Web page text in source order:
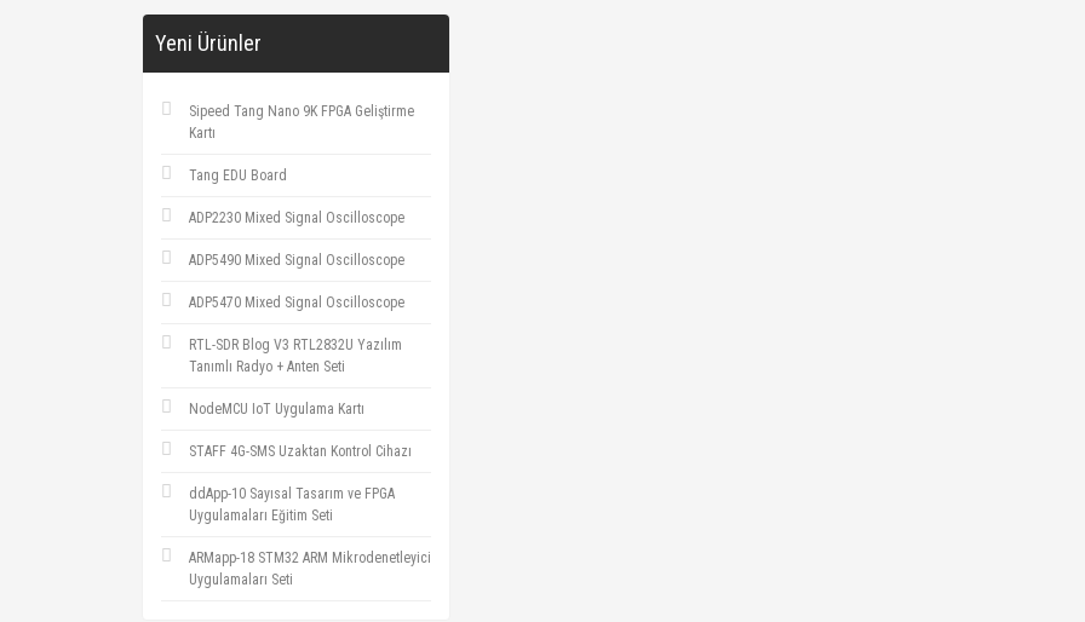
Yeni Ürünler
Sipeed Tang Nano 9K FPGA Geliştirme
Kartı
Tang EDU Board
ADP2230 Mixed Signal Oscilloscope
ADP5490 Mixed Signal Oscilloscope
ADP5470 Mixed Signal Oscilloscope
RTL-SDR Blog V3 RTL2832U Yazılım
Tanımlı Radyo + Anten Seti
NodeMCU IoT Uygulama Kartı
STAFF 4G-SMS Uzaktan Kontrol Cihazı
ddApp-10 Sayısal Tasarım ve FPGA
Uygulamaları Eğitim Seti
ARMapp-18 STM32 ARM Mikrodenetleyici
Uygulamaları Seti